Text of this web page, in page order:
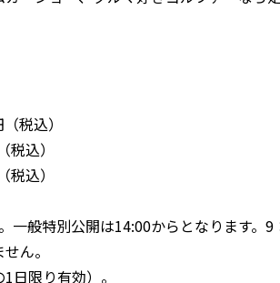
税込）
込）
込）
一般特別公開は14:00からとなります。
ん。
限り有効）。